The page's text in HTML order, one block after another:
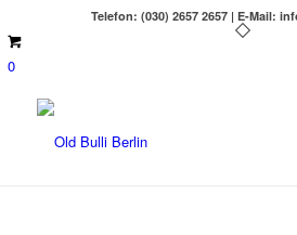
Telefon: (030) 2657 2657 | E-Mail:
0